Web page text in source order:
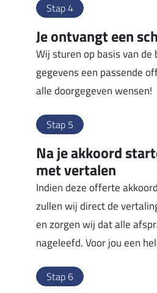
Stap 4
Je ontvangt een
Wij sturen op basis van de
gegevens een passende
alle doorgegeven wensen!
Stap 5
Na je akkoord
met vertalen
Indien deze offerte
zullen wij direct de
en zorgen wij dat alle
nageleefd. Voor jou een
Stap 6